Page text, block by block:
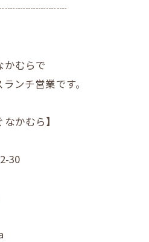
かむらで
ンチ営業です。
かむら】
30